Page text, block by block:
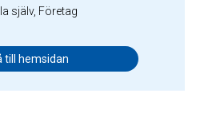
själv, Företag
till hemsidan